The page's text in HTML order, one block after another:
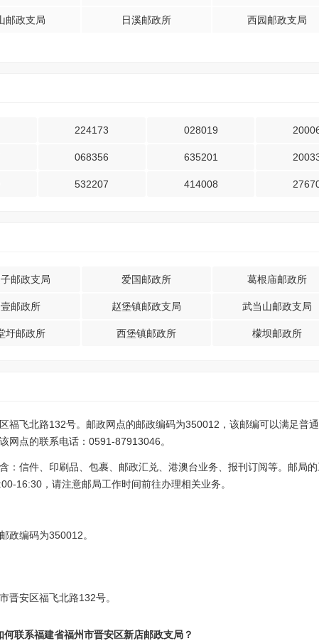
邮政支局 日溪邮政所 西园邮政支局
224173 028019
068356 635201
532207 414008
邮政支局 爱国邮政所 葛根庙邮政所
邮政所 赵堡镇邮政支局 武当山邮政支局
圩邮政所 西堡镇邮政所 檬坝邮政所
福飞北路132号。邮政网点的邮政编码为350012，该邮编可以满足普
网点的联系电话：0591-87913046。
：信件、印刷品、包裹、邮政汇兑、港澳台业务、报刊订阅等。邮局
16:30，请注意邮局工作时间前往办理相关业务。
政编码为350012。
晋安区福飞北路132号。
联系福建省福州市晋安区新店邮政支局？